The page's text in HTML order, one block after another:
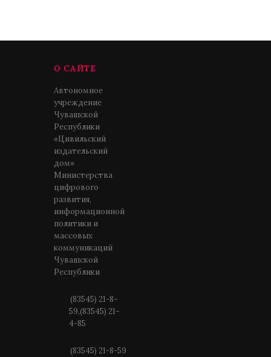
О САЙТЕ
Автономное
учреждение
Чувашской
Республики
«Цивильский
издательский
дом»
Министерства
цифрового
развития,
информационной
политики и
массовых
коммуникаций
Чувашской
Республики
(83545) 21-8-
59,(83545) 21-
4-85
(83545) 21-8-59